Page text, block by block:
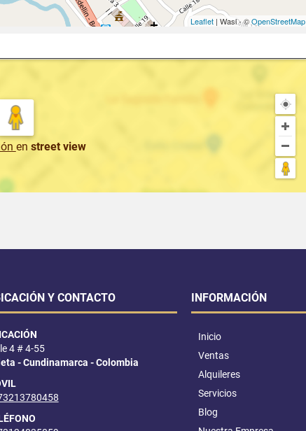
Leaflet| Wasi - ©OpenStreetMap
en street view
Y CONTACTO
4 # 4-55
- Cundinamarca - Colombia
INFORMACIÓN
Inicio
Ventas
Alquileres
Servicios
Blog